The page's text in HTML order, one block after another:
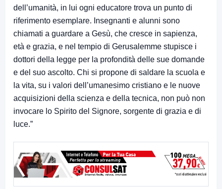
dell’umanità, in lui ogni educatore trova un punto di
riferimento esemplare. Insegnanti e alunni sono
chiamati a guardare a Gesù, che cresce in sapienza,
età e grazia, e nel tempio di Gerusalemme stupisce i
dottori della legge per la profondità delle sue domande
e del suo ascolto. Chi si propone di saldare la scuola e
la vita, su i valori dell’umanesimo cristiano e le nuove
acquisizioni della scienza e della tecnica, non può non
invocare lo Spirito del Signore, sorgente di grazia e di
luce.”